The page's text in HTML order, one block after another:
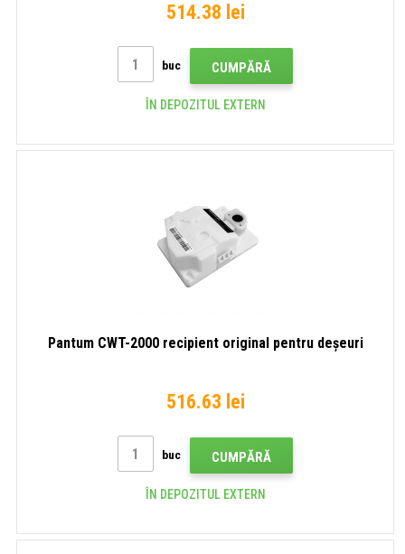
514.38 lei
buc CUMPĂRĂ
ÎN DEPOZITUL EXTERN
Pantum CWT-2000 recipient original pentru deșeuri
516.63 lei
buc CUMPĂRĂ
ÎN DEPOZITUL EXTERN